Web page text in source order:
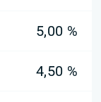
5,00 %
4,50 %